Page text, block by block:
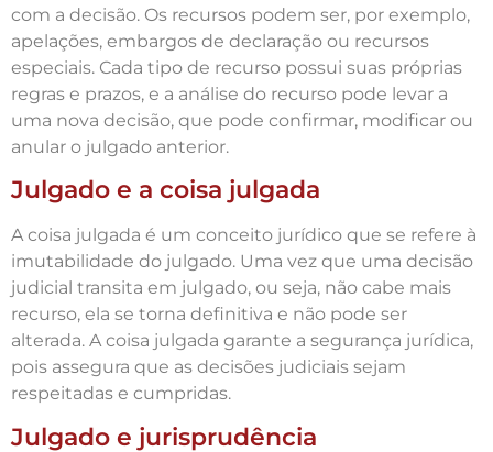
com a decisão. Os recursos podem ser, por exemplo,
apelações, embargos de declaração ou recursos
especiais. Cada tipo de recurso possui suas próprias
regras e prazos, e a análise do recurso pode levar a
uma nova decisão, que pode confirmar, modificar ou
anular o julgado anterior.
Julgado e a coisa julgada
A coisa julgada é um conceito jurídico que se refere à
imutabilidade do julgado. Uma vez que uma decisão
judicial transita em julgado, ou seja, não cabe mais
recurso, ela se torna definitiva e não pode ser
alterada. A coisa julgada garante a segurança jurídica,
pois assegura que as decisões judiciais sejam
respeitadas e cumpridas.
Julgado e jurisprudência